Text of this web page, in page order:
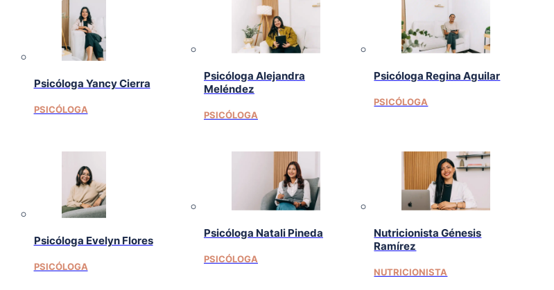
Psicóloga Yancy Cierra
PSICÓLOGA
Psicóloga Alejandra
Meléndez
PSICÓLOGA
Psicóloga Regina Aguilar
PSICÓLOGA
Psicóloga Evelyn Flores
PSICÓLOGA
Psicóloga Natali Pineda
PSICÓLOGA
Nutricionista Génesis
Ramírez
NUTRICIONISTA